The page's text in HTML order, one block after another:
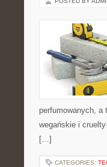
perfumowanych, a
wegańskie i
[…]
CATEGORIES: